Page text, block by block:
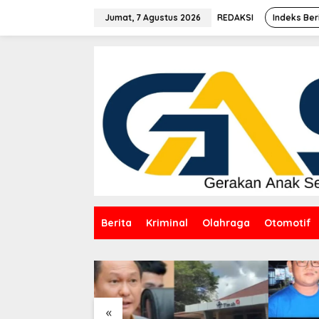
Jumat, 7 Agustus 2026 REDAKSI Indeks
Berita Kriminal Olahraga Otomotif
«